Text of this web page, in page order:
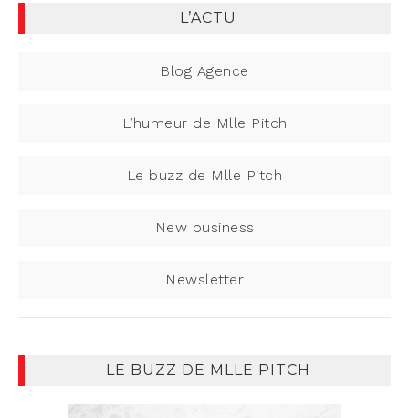
L’ACTU
Blog Agence
L’humeur de Mlle Pitch
Le buzz de Mlle Pitch
New business
Newsletter
LE BUZZ DE MLLE PITCH